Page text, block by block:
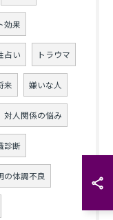
効果
占い トラウマ
来 嫌いな人
対人関係の悩み
診断
の体調不良